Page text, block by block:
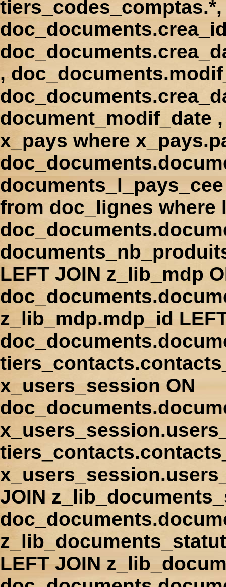
,
document_modif_date
x_pays where
from doc_lignes where
LEFT JOIN z_lib_mdp
z_lib_mdp.mdp_id
x_users_session ON
JOIN
LEFT JOIN